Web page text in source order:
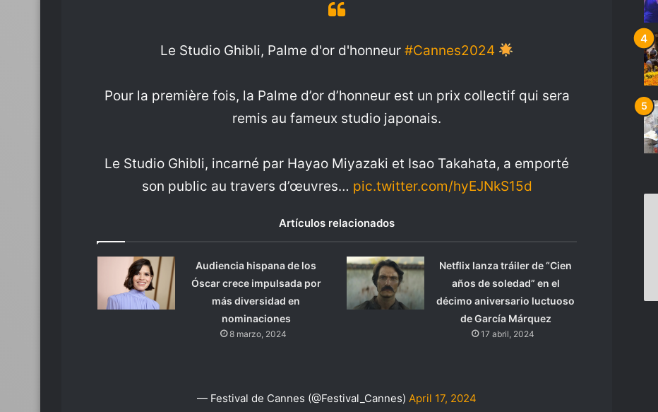
Le Studio Ghibli, Palme d'or d'honneur #Cannes2024
Pour la première fois, la Palme d’or d’honneur est un prix collectif qui sera
remis au fameux studio japonais.
Le Studio Ghibli, incarné par Hayao Miyazaki et Isao Takahata, a emporté
son public au travers d’œuvres… pic.twitter.com/hyEJNkS15d
Artículos relacionados
Audiencia hispana de los
Óscar crece impulsada por
más diversidad en
nominaciones
8 marzo, 2024
Netflix lanza tráiler de “Cien
años de soledad” en el
décimo aniversario luctuoso
de García Márquez
17 abril, 2024
— Festival de Cannes (@Festival_Cannes) April 17, 2024